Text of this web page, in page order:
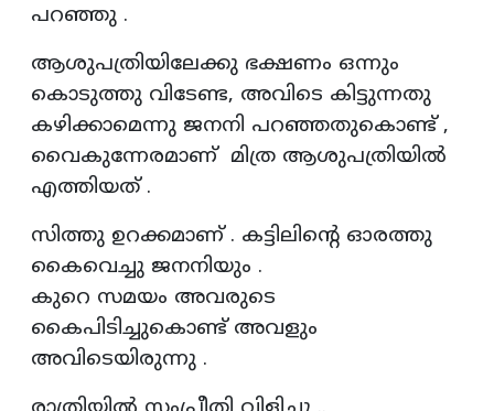
പറഞ്ഞു .
ആശുപത്രിയിലേക്കു ഭക്ഷണം ഒന്നും
കൊടുത്തു വിടേണ്ട, അവിടെ കിട്ടുന്നതു
കഴിക്കാമെന്നു ജനനി പറഞ്ഞതുകൊണ്ട് ,
വൈകുന്നേരമാണ് മിത്ര ആശുപത്രിയിൽ
എത്തിയത് .
സിത്തു ഉറക്കമാണ് . കട്ടിലിന്റെ ഓരത്തു
കൈവെച്ചു ജനനിയും .
കുറെ സമയം അവരുടെ
കൈപിടിച്ചുകൊണ്ട് അവളും
അവിടെയിരുന്നു .